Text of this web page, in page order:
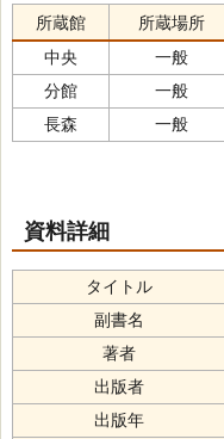
所蔵館 所蔵場所
中央
一般
分館
一般
長森
一般
資料詳細
タイトル
副書名
著者
出版者
出版年